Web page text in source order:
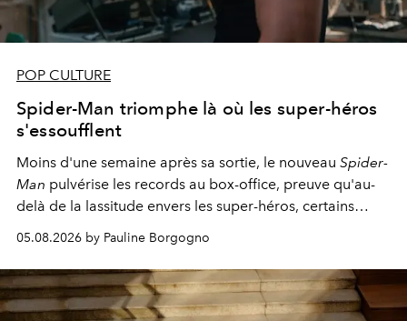
POP CULTURE
Spider-Man triomphe là où les super-héros
s'essoufflent
Moins d'une semaine après sa sortie, le nouveau Spider-
Man pulvérise les records au box-office, preuve qu'au-
delà de la lassitude envers les super-héros, certains
personnages continuent de susciter une ferveur intacte.
05.08.2026 by Pauline Borgogno